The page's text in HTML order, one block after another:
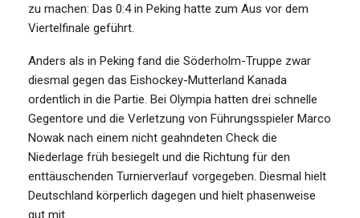
zu machen: Das 0:4 in Peking hatte zum Aus vor dem
Viertelfinale geführt.
Anders als in Peking fand die Söderholm-Truppe zwar
diesmal gegen das Eishockey-Mutterland Kanada
ordentlich in die Partie. Bei Olympia hatten drei schnelle
Gegentore und die Verletzung von Führungsspieler Marco
Nowak nach einem nicht geahndeten Check die
Niederlage früh besiegelt und die Richtung für den
enttäuschenden Turnierverlauf vorgegeben. Diesmal hielt
Deutschland körperlich dagegen und hielt phasenweise
gut mit.